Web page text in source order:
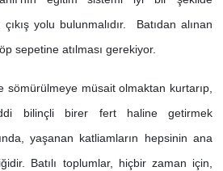
yolu bulunmalıdır. Batıdan alınan
sepetine atılması gerekiyor.
sömürülmeye müsait olmaktan kurtarıp,
bilinçli birer fert haline getirmek
yaşanan katliamların hepsinin ana
Batılı toplumlar, hiçbir zaman için,